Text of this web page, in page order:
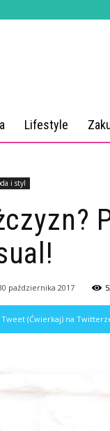
Lifestyle
i styl
października 2017
Tweet (Ćwierkaj) na